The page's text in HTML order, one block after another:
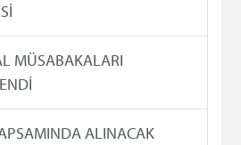
MÜSABAKALARI
ALINACAK